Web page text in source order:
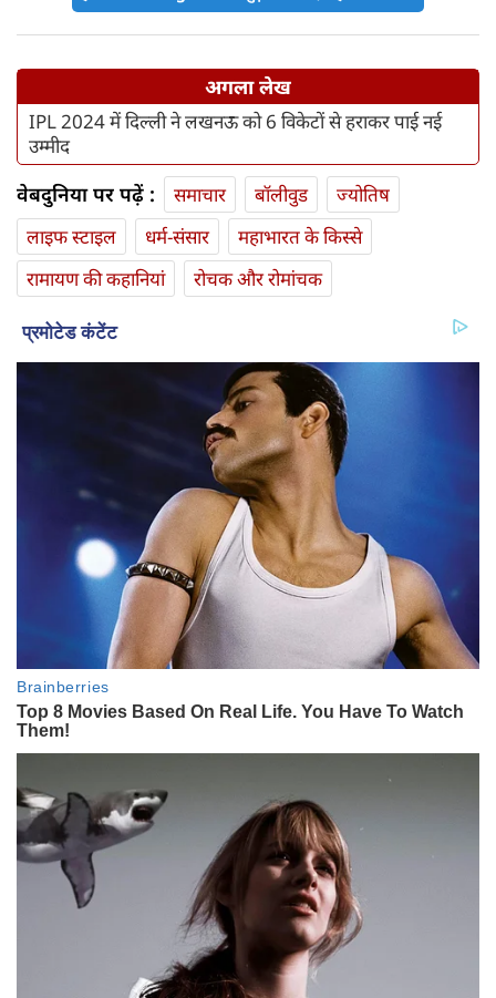
अगला लेख
IPL 2024 में दिल्ली ने लखनऊ को 6 विकेटों से हराकर पाई नई
उम्मीद
वेबदुनिया पर पढ़ें : समाचार बॉलीवुड
ज्योतिष
लाइफ स्‍टाइल
धर्म-संसार
महाभारत के किस्से
रामायण की कहानियां
रोचक और रोमांचक